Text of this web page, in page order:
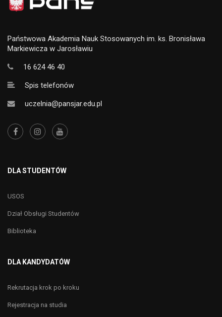
Państwowa Akademia Nauk Stosowanych im. ks. Bronisława
Markiewicza w Jarosławiu
16 624 46 40
Spis telefonów
uczelnia@pansjar.edu.pl
DLA STUDENTÓW
USOS
Dział Obsługi Studentów
Biblioteka
DLA KANDYDATÓW
Rekrutacja krok po kroku
Rejestracja na studia